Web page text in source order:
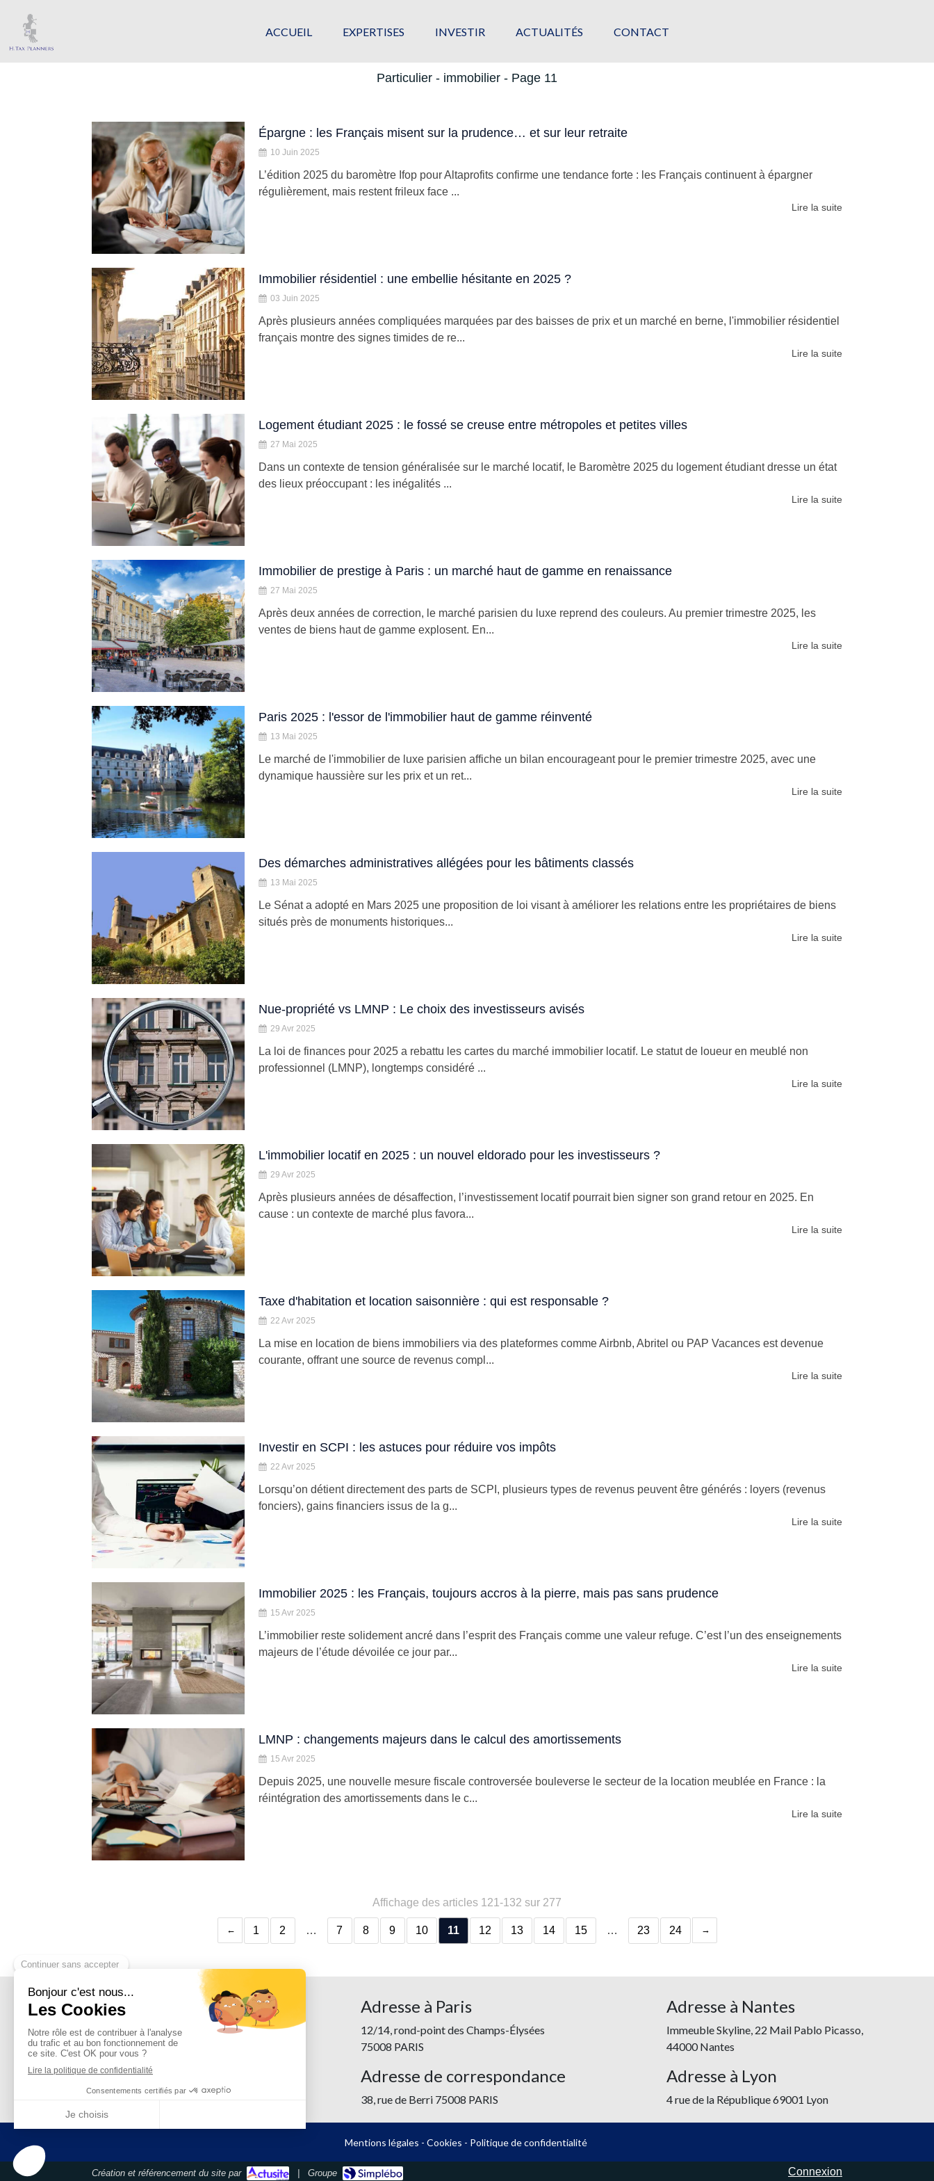
ACCUEIL EXPERTISES INVESTIR ACTUALITÉS CONTACT
Particulier - immobilier - Page 11
Épargne : les Français misent sur la prudence… et sur leur retraite
10 Juin 2025
L’édition 2025 du baromètre Ifop pour Altaprofits confirme une tendance forte : les Français continuent à épargner
régulièrement, mais restent frileux face ...
Lire la suite
Immobilier résidentiel : une embellie hésitante en 2025 ?
03 Juin 2025
Après plusieurs années compliquées marquées par des baisses de prix et un marché en berne, l'immobilier résidentiel
français montre des signes timides de re...
Lire la suite
Logement étudiant 2025 : le fossé se creuse entre métropoles et petites villes
27 Mai 2025
Dans un contexte de tension généralisée sur le marché locatif, le Baromètre 2025 du logement étudiant dresse un état
des lieux préoccupant : les inégalités ...
Lire la suite
Immobilier de prestige à Paris : un marché haut de gamme en renaissance
27 Mai 2025
Après deux années de correction, le marché parisien du luxe reprend des couleurs. Au premier trimestre 2025, les
ventes de biens haut de gamme explosent. En...
Lire la suite
Paris 2025 : l'essor de l'immobilier haut de gamme réinventé
13 Mai 2025
Le marché de l'immobilier de luxe parisien affiche un bilan encourageant pour le premier trimestre 2025, avec une
dynamique haussière sur les prix et un ret...
Lire la suite
Des démarches administratives allégées pour les bâtiments classés
13 Mai 2025
Le Sénat a adopté en Mars 2025 une proposition de loi visant à améliorer les relations entre les propriétaires de biens
situés près de monuments historiques...
Lire la suite
Nue-propriété vs LMNP : Le choix des investisseurs avisés
29 Avr 2025
La loi de finances pour 2025 a rebattu les cartes du marché immobilier locatif. Le statut de loueur en meublé non
professionnel (LMNP), longtemps considéré ...
Lire la suite
L'immobilier locatif en 2025 : un nouvel eldorado pour les investisseurs ?
29 Avr 2025
Après plusieurs années de désaffection, l’investissement locatif pourrait bien signer son grand retour en 2025. En
cause : un contexte de marché plus favora...
Lire la suite
Taxe d'habitation et location saisonnière : qui est responsable ?
22 Avr 2025
La mise en location de biens immobiliers via des plateformes comme Airbnb, Abritel ou PAP Vacances est devenue
courante, offrant une source de revenus compl...
Lire la suite
Investir en SCPI : les astuces pour réduire vos impôts
22 Avr 2025
Lorsqu’on détient directement des parts de SCPI, plusieurs types de revenus peuvent être générés : loyers (revenus
fonciers), gains financiers issus de la g...
Lire la suite
Immobilier 2025 : les Français, toujours accros à la pierre, mais pas sans prudence
15 Avr 2025
L’immobilier reste solidement ancré dans l’esprit des Français comme une valeur refuge. C’est l’un des enseignements
majeurs de l’étude dévoilée ce jour par...
Lire la suite
LMNP : changements majeurs dans le calcul des amortissements
15 Avr 2025
Depuis 2025, une nouvelle mesure fiscale controversée bouleverse le secteur de la location meublée en France : la
réintégration des amortissements dans le c...
Lire la suite
Affichage des articles 121-132 sur 277
1 2 … 7 8 9 10 11 12 13 14 15 … 23 24
Adresse à Paris
12/14, rond-point des Champs-Élysées
75008 PARIS
Adresse de correspondance
38, rue de Berri 75008 PARIS
Adresse à Nantes
Immeuble Skyline, 22 Mail Pablo Picasso,
44000 Nantes
Adresse à Lyon
4 rue de la République 69001 Lyon
Mentions légales - Cookies - Politique de confidentialité
Création et référencement du site par Groupe Connexion